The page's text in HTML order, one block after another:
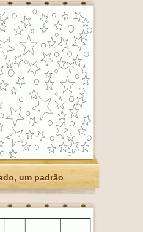
um padrão